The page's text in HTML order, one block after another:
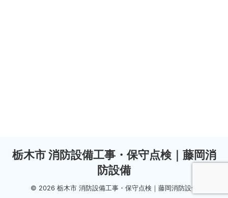
栃木市 消防設備工事・保守点検｜藤岡消
防設備
© 2026 栃木市 消防設備工事・保守点検｜藤岡消防設備